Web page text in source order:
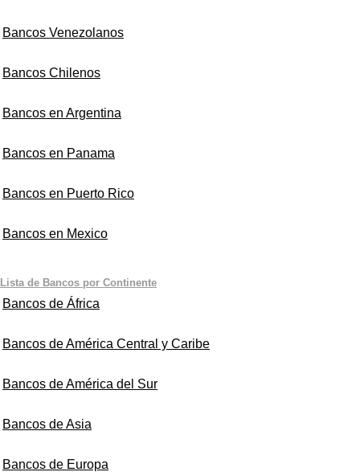
Bancos Venezolanos
Bancos Chilenos
Bancos en Argentina
Bancos en Panama
Bancos en Puerto Rico
Bancos en Mexico
Lista de Bancos por Continente
Bancos de África
Bancos de América Central y Caribe
Bancos de América del Sur
Bancos de Asia
Bancos de Europa